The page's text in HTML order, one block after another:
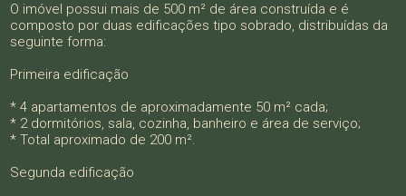
O imóvel possui mais de 500 m² de área construída e é
composto por duas edificações tipo sobrado, distribuídas da
seguinte forma:
Primeira edificação
* 4 apartamentos de aproximadamente 50 m² cada;
* 2 dormitórios, sala, cozinha, banheiro e área de serviço;
* Total aproximado de 200 m².
Segunda edificação